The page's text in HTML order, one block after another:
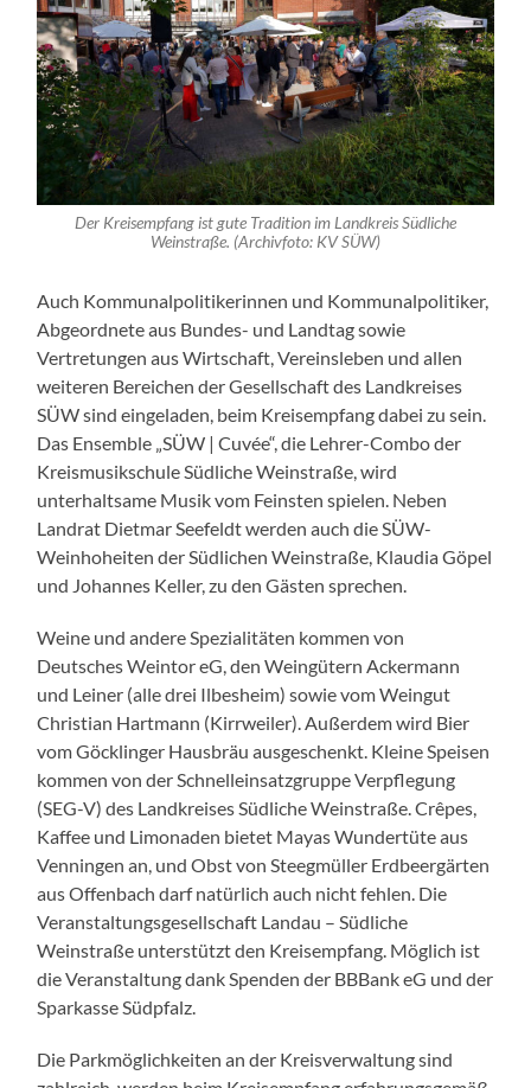
Der Kreisempfang ist gute Tradition im Landkreis Südliche
Weinstraße. (Archivfoto: KV SÜW)
Auch Kommunalpolitikerinnen und Kommunalpolitiker,
Abgeordnete aus Bundes- und Landtag sowie
Vertretungen aus Wirtschaft, Vereinsleben und allen
weiteren Bereichen der Gesellschaft des Landkreises
SÜW sind eingeladen, beim Kreisempfang dabei zu sein.
Das Ensemble „SÜW | Cuvée“, die Lehrer-Combo der
Kreismusikschule Südliche Weinstraße, wird
unterhaltsame Musik vom Feinsten spielen. Neben
Landrat Dietmar Seefeldt werden auch die SÜW-
Weinhoheiten der Südlichen Weinstraße, Klaudia Göpel
und Johannes Keller, zu den Gästen sprechen.
Weine und andere Spezialitäten kommen von
Deutsches Weintor eG, den Weingütern Ackermann
und Leiner (alle drei Ilbesheim) sowie vom Weingut
Christian Hartmann (Kirrweiler). Außerdem wird Bier
vom Göcklinger Hausbräu ausgeschenkt. Kleine Speisen
kommen von der Schnelleinsatzgruppe Verpflegung
(SEG-V) des Landkreises Südliche Weinstraße. Crêpes,
Kaffee und Limonaden bietet Mayas Wundertüte aus
Venningen an, und Obst von Steegmüller Erdbeergärten
aus Offenbach darf natürlich auch nicht fehlen. Die
Veranstaltungsgesellschaft Landau – Südliche
Weinstraße unterstützt den Kreisempfang. Möglich ist
die Veranstaltung dank Spenden der BBBank eG und der
Sparkasse Südpfalz.
Die Parkmöglichkeiten an der Kreisverwaltung sind